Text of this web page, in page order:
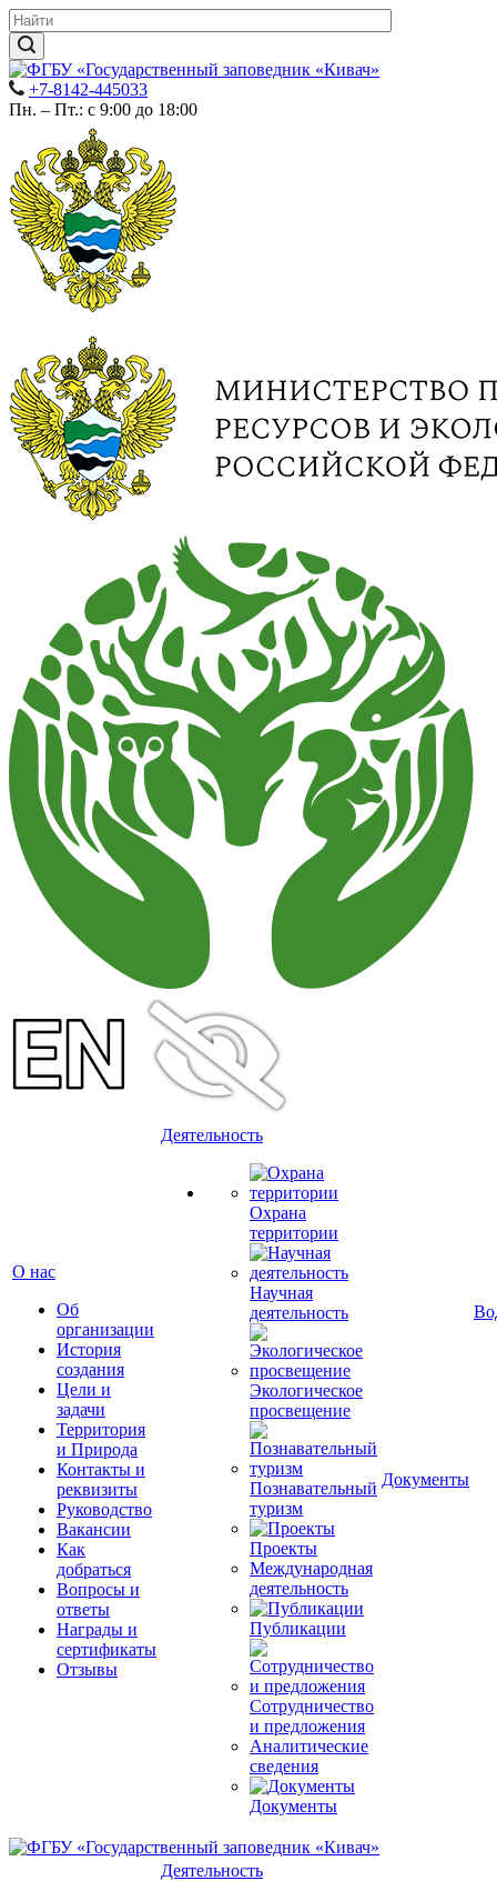
+7-8142-445033
Пн. – Пт.: с 9:00 до 18:00
О нас
Об
организации
История
создания
Цели и
задачи
Территория
и Природа
Контакты и
реквизиты
Руководство
Вакансии
Как
добраться
Вопросы и
ответы
Награды и
сертификаты
Отзывы
Деятельность
Охрана
территории
Научная
деятельность
Экологическое
просвещение
Познавательный
туризм
Проекты
Международная
деятельность
Публикации
Сотрудничество
и предложения
Аналитические
сведения
Документы
Документы
Деятельность